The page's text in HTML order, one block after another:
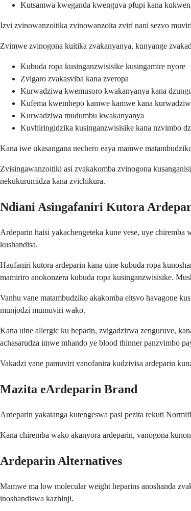
Kutsamwa kweganda kwenguva pfupi kana
Izvi zvinowanzoitika zvinowanzoita zviri nani sezvo
Zvimwe zvinogona kuitika zvakanyanya, kunyange
Kubuda ropa kusinganzwisisike kusingamire nyore
Zvigaro zvakasviba kana zveropa
Kurwadziwa kwemusoro kwakanyanya kana
Kufema kwemhepo kamwe kamwe kana
Kurwadziwa mudumbu kwakanyanya
Kuvhiringidzika kusinganzwisisike kana nzvimbo
Kana iwe ukasangana nechero eaya mamwe
Zvisingawanzoitiki asi zvakakomba zvinogona
nekukurumidza kana zvichikura.
Ndiani Asingafaniri Kutora
Ardeparin haisi yakachengeteka kune vese, uye
kushandisa.
Haufaniri kutora ardeparin kana uine kubuda ropa
mamiriro anokonzera kubuda ropa kusinganzwisisike.
Vanhu vane matambudziko akakomba eitsvo havagone
munjodzi mumuviri wako.
Kana uine allergic ku heparin, zvigadzirwa zenguruve,
achasarudza imwe mhando ye blood thinner panzvimbo
Vakadzi vane pamuviri vanofanira kudzivisa ardeparin
Mazita eArdeparin Brand
Ardeparin yakatanga kutengeswa pasi pezita rekuti
Kana chiremba wako akanyora ardeparin, vanogona
Ardeparin Alternatives
Mamwe ma low molecular weight heparins anoshanda
inoshandiswa kazhinji.